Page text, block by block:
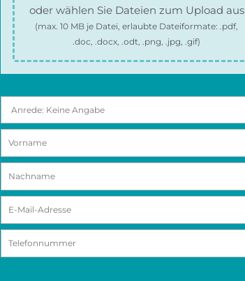
oder wählen Sie Dateien zum Upload aus
(max.10 MB je Datei, erlaubte Dateiformate:.pdf,
.doc, .docx, .odt, .png, .jpg, .gif)